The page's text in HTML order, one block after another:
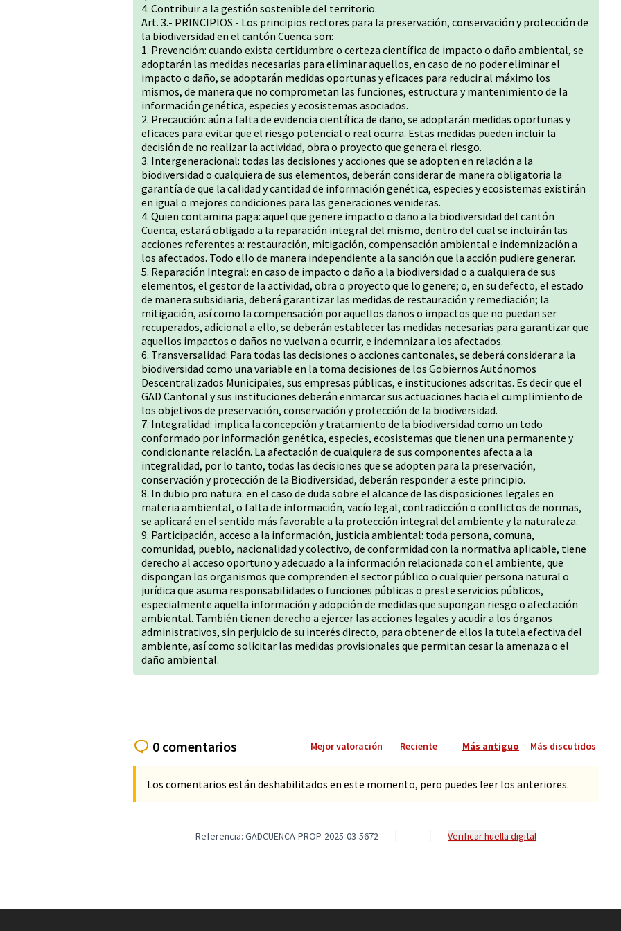
4. Contribuir a la gestión sostenible del territorio.
Art. 3.- PRINCIPIOS.- Los principios rectores para la preservación, conservación y protección de
la biodiversidad en el cantón Cuenca son:
1. Prevención: cuando exista certidumbre o certeza científica de impacto o daño ambiental, se
adoptarán las medidas necesarias para eliminar aquellos, en caso de no poder eliminar el
impacto o daño, se adoptarán medidas oportunas y eficaces para reducir al máximo los
mismos, de manera que no comprometan las funciones, estructura y mantenimiento de la
información genética, especies y ecosistemas asociados.
2. Precaución: aún a falta de evidencia científica de daño, se adoptarán medidas oportunas y
eficaces para evitar que el riesgo potencial o real ocurra. Estas medidas pueden incluir la
decisión de no realizar la actividad, obra o proyecto que genera el riesgo.
3. Intergeneracional: todas las decisiones y acciones que se adopten en relación a la
biodiversidad o cualquiera de sus elementos, deberán considerar de manera obligatoria la
garantía de que la calidad y cantidad de información genética, especies y ecosistemas existirán
en igual o mejores condiciones para las generaciones venideras.
4. Quien contamina paga: aquel que genere impacto o daño a la biodiversidad del cantón
Cuenca, estará obligado a la reparación integral del mismo, dentro del cual se incluirán las
acciones referentes a: restauración, mitigación, compensación ambiental e indemnización a
los afectados. Todo ello de manera independiente a la sanción que la acción pudiere generar.
5. Reparación Integral: en caso de impacto o daño a la biodiversidad o a cualquiera de sus
elementos, el gestor de la actividad, obra o proyecto que lo genere; o, en su defecto, el estado
de manera subsidiaria, deberá garantizar las medidas de restauración y remediación; la
mitigación, así como la compensación por aquellos daños o impactos que no puedan ser
recuperados, adicional a ello, se deberán establecer las medidas necesarias para garantizar que
aquellos impactos o daños no vuelvan a ocurrir, e indemnizar a los afectados.
6. Transversalidad: Para todas las decisiones o acciones cantonales, se deberá considerar a la
biodiversidad como una variable en la toma decisiones de los Gobiernos Autónomos
Descentralizados Municipales, sus empresas públicas, e instituciones adscritas. Es decir que el
GAD Cantonal y sus instituciones deberán enmarcar sus actuaciones hacia el cumplimiento de
los objetivos de preservación, conservación y protección de la biodiversidad.
7. Integralidad: implica la concepción y tratamiento de la biodiversidad como un todo
conformado por información genética, especies, ecosistemas que tienen una permanente y
condicionante relación. La afectación de cualquiera de sus componentes afecta a la
integralidad, por lo tanto, todas las decisiones que se adopten para la preservación,
conservación y protección de la Biodiversidad, deberán responder a este principio.
8. In dubio pro natura: en el caso de duda sobre el alcance de las disposiciones legales en
materia ambiental, o falta de información, vacío legal, contradicción o conflictos de normas,
se aplicará en el sentido más favorable a la protección integral del ambiente y la naturaleza.
9. Participación, acceso a la información, justicia ambiental: toda persona, comuna,
comunidad, pueblo, nacionalidad y colectivo, de conformidad con la normativa aplicable, tiene
derecho al acceso oportuno y adecuado a la información relacionada con el ambiente, que
dispongan los organismos que comprenden el sector público o cualquier persona natural o
jurídica que asuma responsabilidades o funciones públicas o preste servicios públicos,
especialmente aquella información y adopción de medidas que supongan riesgo o afectación
ambiental. También tienen derecho a ejercer las acciones legales y acudir a los órganos
administrativos, sin perjuicio de su interés directo, para obtener de ellos la tutela efectiva del
ambiente, así como solicitar las medidas provisionales que permitan cesar la amenaza o el
daño ambiental.
0 comentarios Mejor valoración Reciente Más antiguo Más discutidos
Los comentarios están deshabilitados en este momento, pero puedes leer los anteriores.
Referencia: GADCUENCA-PROP-2025-03-5672 Verificar huella digital